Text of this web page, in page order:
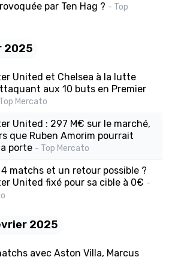
par Ten Hag ? - Top
2025
United et Chelsea à la lutte
aux 10 buts en Premier
Mercato
United : 297 M€ sur le marché,
que Ruben Amorim pourrait
porte - Top Mercato
matchs et un retour possible ?
United fixé pour sa cible à 0€ -
2025
avec Aston Villa, Marcus